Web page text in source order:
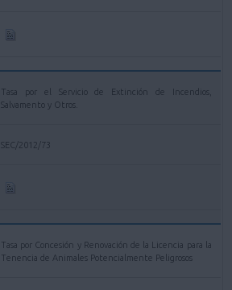
Tasa por el Servicio de Extinción de Incendios,
Salvamento y Otros.
SEC/2012/73
Tasa por Concesión y Renovación de la Licencia para la
Tenencia de Animales Potencialmente Peligrosos